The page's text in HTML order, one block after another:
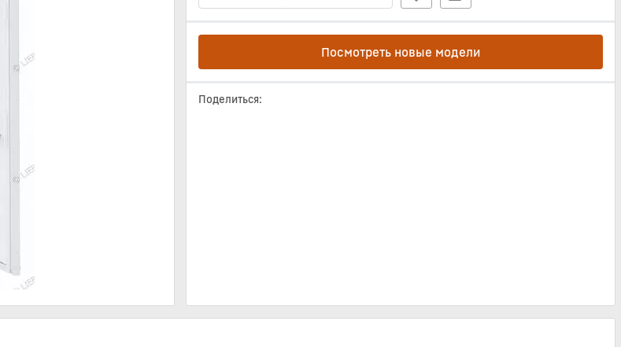
Посмотреть новые модели
Поделиться: